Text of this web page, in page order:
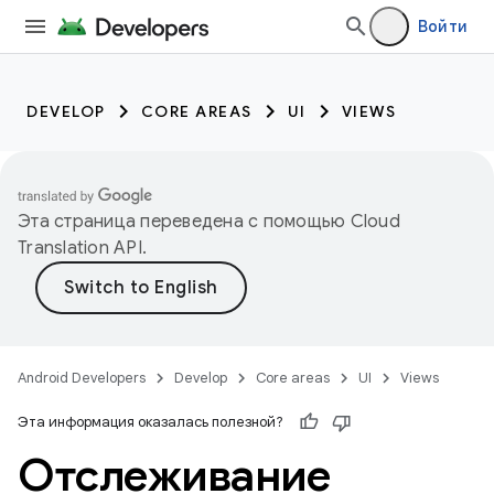
Войти
DEVELOP CORE AREAS UI VIEWS
Эта страница переведена с помощью Cloud
Translation API.
Android Developers Develop Core areas UI Views
Эта информация оказалась полезной?
Отслеживание